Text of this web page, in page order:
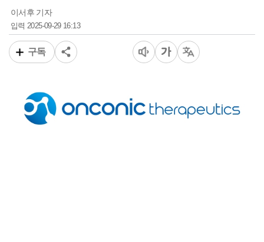
이서후 기자
입력2025-09-29 16:13
구독